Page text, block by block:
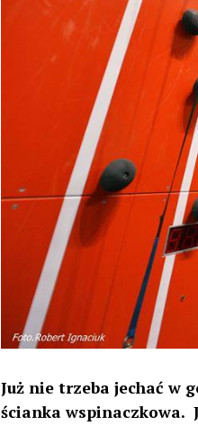
Już nie trzeba jechać w
ścianka wspinaczkowa.